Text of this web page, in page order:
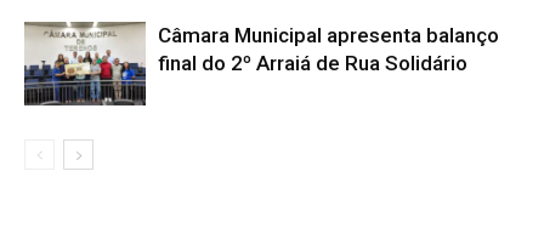
Câmara Municipal apresenta balanço
final do 2º Arraiá de Rua Solidário